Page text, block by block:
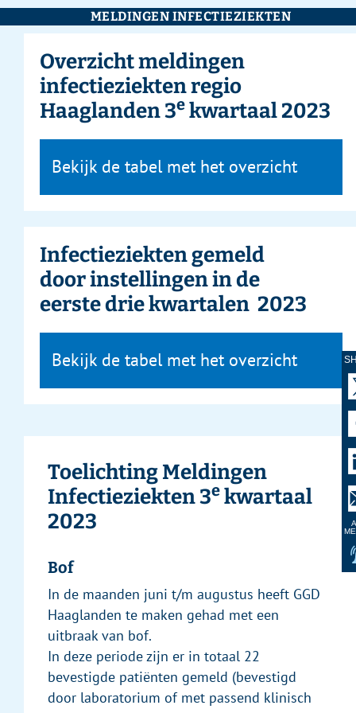
MELDINGEN INFECTIEZIEKTEN
Overzicht meldingen
infectieziekten regio
Haaglanden 3e kwartaal 2023
Bekijk de tabel met het overzicht
Infectieziekten gemeld
door instellingen in de
eerste drie kwartalen 2023
Bekijk de tabel met het overzicht
Toelichting Meldingen
Infectieziekten 3e kwartaal
2023
Bof
In de maanden juni t/m augustus heeft GGD
Haaglanden te maken gehad met een
uitbraak van bof.
In deze periode zijn er in totaal 22
bevestigde patiënten gemeld (bevestigd
door laboratorium of met passend klinisch